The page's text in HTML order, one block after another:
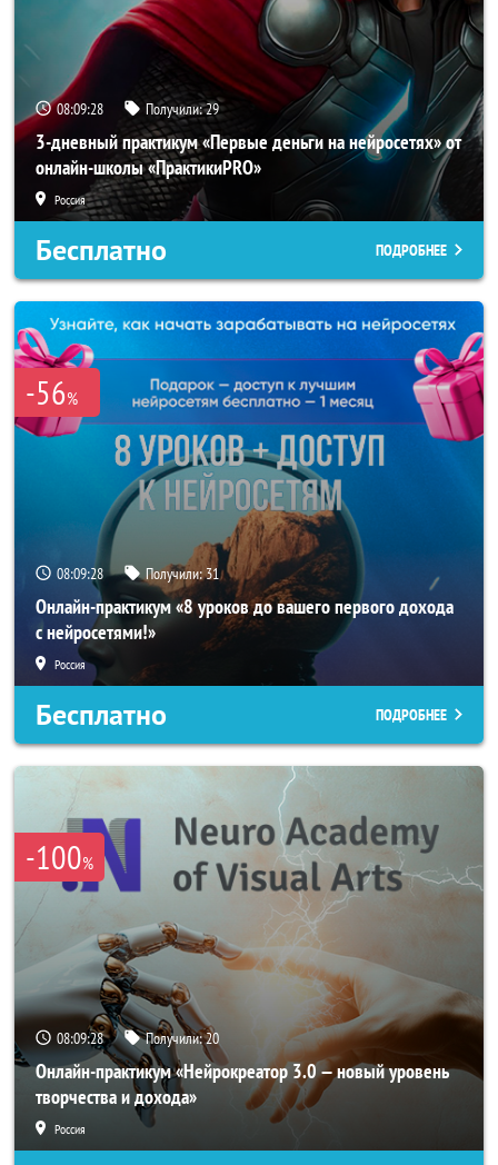
08:09:26 Получили:29
3-дневный практикум «Первые деньги на нейросетях» от
онлайн-школы «ПрактикиPRO»
Россия
Бесплатно ПОДРОБНЕЕ
-56%
08:09:26 Получили:31
Онлайн-практикум «8 уроков до вашего первого дохода
с нейросетями!»
Россия
Бесплатно ПОДРОБНЕЕ
-100%
08:09:26 Получили:20
Онлайн-практикум «Нейрокреатор 3.0 — новый уровень
творчества и дохода»
Россия